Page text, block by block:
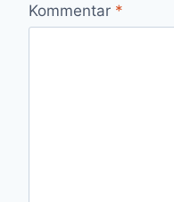
Kommentar *